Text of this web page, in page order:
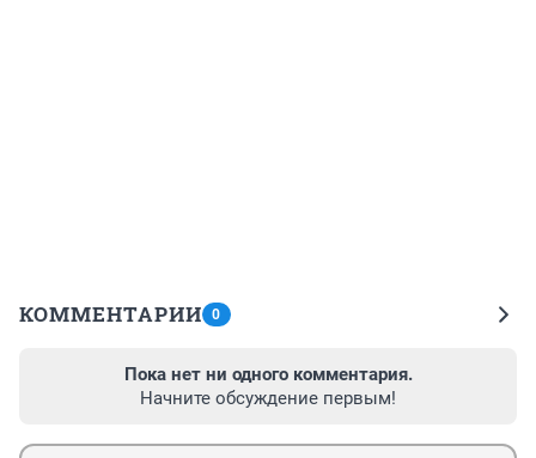
КОММЕНТАРИИ 0
Пока нет ни одного комментария.
Начните обсуждение первым!